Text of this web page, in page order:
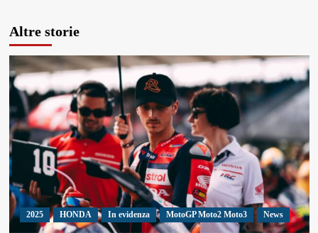
Altre storie
2025 HONDA In evidenza MotoGP Moto2 Moto3 News